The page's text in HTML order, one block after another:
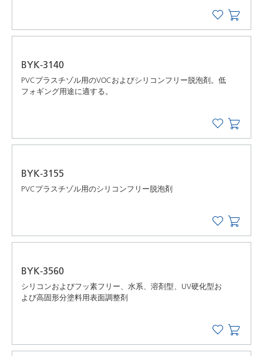
BYK-3140
PVCプラスチゾル用のVOCおよびシリコンフリー脱泡剤。低
フォギング用途に適する。
BYK-3155
PVCプラスチゾル用のシリコンフリー脱泡剤
BYK-3560
シリコンおよびフッ素フリー、水系、溶剤型、UV硬化型お
よび高固形分塗料用表面調整剤